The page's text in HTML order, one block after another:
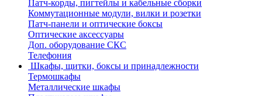
Патч-корды, пигтейлы и кабельные сборки
Коммутационные модули, вилки и розетки
Патч-панели и оптические боксы
Оптические аксессуары
Доп. оборудование СКС
Телефония
Шкафы, щитки, боксы и принадлежности
Термошкафы
Металлические шкафы